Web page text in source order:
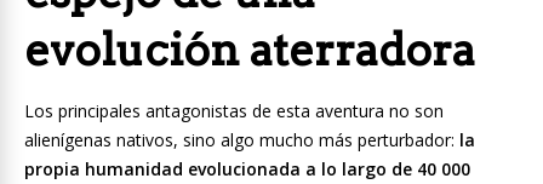
evolución aterradora
Los principales antagonistas de esta aventura no son
alienígenas nativos, sino algo mucho más perturbador: la
propia humanidad evolucionada a lo largo de 40 000